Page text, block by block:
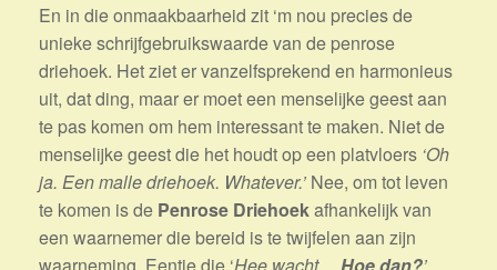
En in die onmaakbaarheid zit ‘m nou precies de
unieke schrijfgebruikswaarde van de penrose
driehoek. Het ziet er vanzelfsprekend en harmonieus
uit, dat ding, maar er moet een menselijke geest aan
te pas komen om hem interessant te maken. Niet de
menselijke geest die het houdt op een platvloers ‘Oh
ja. Een malle driehoek. Whatever.’ Nee, om tot leven
te komen is de Penrose Driehoekafhankelijk van
een waarnemer die bereid is te twijfelen aan zijn
waarneming. Eentje die ‘Hee wacht… Hoe dan?’